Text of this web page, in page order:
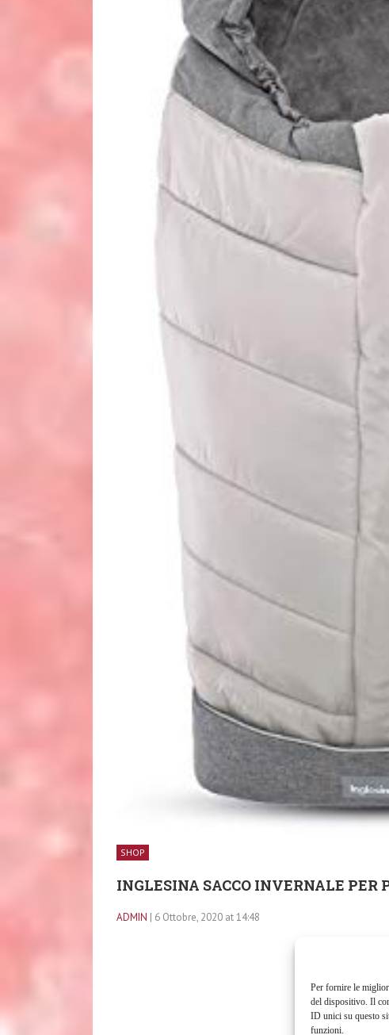
Per fornire le
del dispositivo. Il
ID unici su questo
funzioni.
SHOP
INGLESINA SACCO INVERNALE PER
ADMIN | 6 Ottobre, 2020 at 14:48